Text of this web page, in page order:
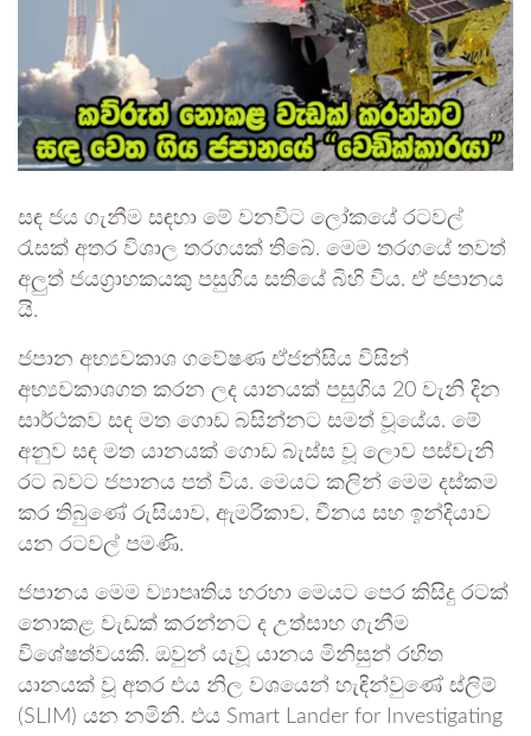
සඳ ජය ගැනීම සඳහා මේ වනවිට ලෝකයේ රටවල්
රැසක් අතර විශාල තරගයක් තිබේ. මෙම තරගයේ තවත්
අලුත් ජයග්‍රාහකයකු පසුගිය සතියේ බිහි විය. ඒ ජපානය
යි.
ජපාන අභ්‍යවකාශ ගවේෂණ ඒජන්සිය විසින්
අභ්‍යවකාශගත කරන ලද යානයක් පසුගිය 20 වැනි දින
සාර්ථකව සඳ මත ගොඩ බසින්නට සමත් වූයේය. මේ
අනුව සඳ මත යානයක් ගොඩ බැස්ස වූ ලොව පස්වැනි
රට බවට ජපානය පත් විය. මෙයට කලින් මෙම දස්කම
කර තිබුණේ රුසියාව, ඇමරිකාව, චීනය සහ ඉන්දියාව
යන රටවල් පමණි.
ජපානය මෙම ව්‍යාපෘතිය හරහා මෙයට පෙර කිසිදු රටක්
නොකළ වැඩක් කරන්නට ද උත්සාහ ගැනීම
විශේෂත්වයකි. ඔවුන් යැවූ යානය මිනිසුන් රහිත
යානයක් වූ අතර එය නිල වශයෙන් හැඳින්වුණේ ස්ලිම්
(SLIM) යන නමිනි. එය Smart Lander for Investigating